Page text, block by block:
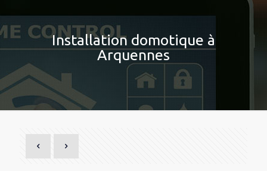
Installation domotique à
Arquennes